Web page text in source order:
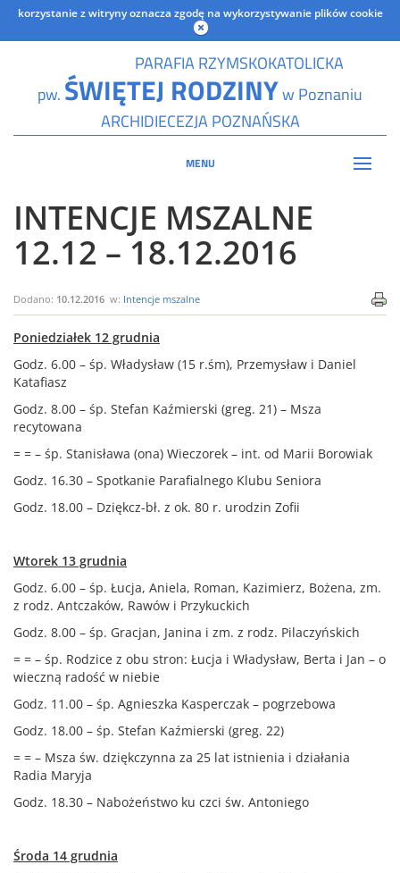
korzystanie z witryny oznacza zgodę na wykorzystywanie plików cookie
PARAFIA RZYMSKOKATOLICKA
pw. ŚWIĘTEJ RODZINYw Poznaniu
ARCHIDIECEZJA POZNAŃSKA
MENU
INTENCJE MSZALNE
12.12 – 18.12.2016
Dodano: 10.12.2016 w: Intencje mszalne
Poniedziałek 12 grudnia
Godz. 6.00 – śp. Władysław (15 r.śm), Przemysław i Daniel
Katafiasz
Godz. 8.00 – śp. Stefan Kaźmierski (greg. 21) – Msza
recytowana
= = – śp. Stanisława (ona) Wieczorek – int. od Marii Borowiak
Godz. 16.30 – Spotkanie Parafialnego Klubu Seniora
Godz. 18.00 – Dziękcz-bł. z ok. 80 r. urodzin Zofii
Wtorek 13 grudnia
Godz. 6.00 – śp. Łucja, Aniela, Roman, Kazimierz, Bożena, zm.
z rodz. Antczaków, Rawów i Przykuckich
Godz. 8.00 – śp. Gracjan, Janina i zm. z rodz. Pilaczyńskich
= = – śp. Rodzice z obu stron: Łucja i Władysław, Berta i Jan – o
wieczną radość w niebie
Godz. 11.00 – śp. Agnieszka Kasperczak – pogrzebowa
Godz. 18.00 – śp. Stefan Kaźmierski (greg. 22)
= = – Msza św. dziękczynna za 25 lat istnienia i działania
Radia Maryja
Godz. 18.30 – Nabożeństwo ku czci św. Antoniego
Środa 14 grudnia